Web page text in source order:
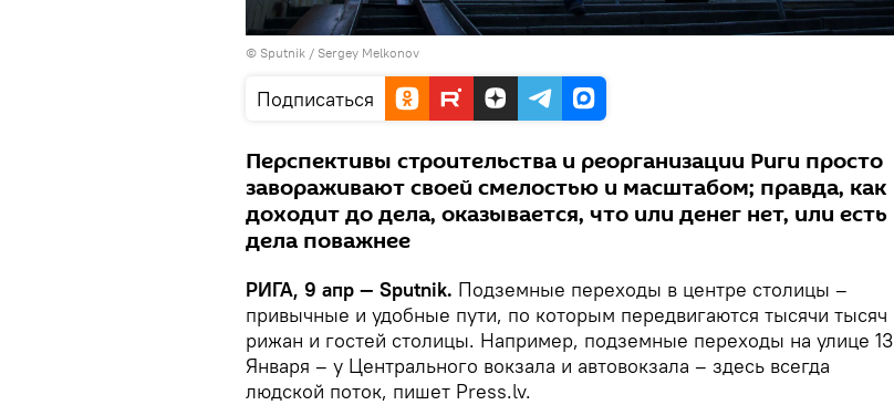
© Sputnik / Sergey Melkonov
Подписаться
Перспективы строительства и реорганизации Риги просто
завораживают своей смелостью и масштабом; правда, как
доходит до дела, оказывается, что или денег нет, или есть
дела поважнее
РИГА, 9 апр — Sputnik. Подземные переходы в центре столицы –
привычные и удобные пути, по которым передвигаются тысячи тысяч
рижан и гостей столицы. Например, подземные переходы на улице 13
Января – у Центрального вокзала и автовокзала – здесь всегда
людской поток, пишет Press.lv.